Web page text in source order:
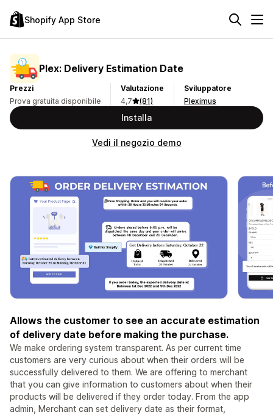
Shopify App Store
Plex: Delivery Estimation Date
Prezzi
Prova gratuita disponibile
Valutazione
4,7
(81)
Sviluppatore
Pleximus
Installa
Vedi il negozio demo
Allows the customer to see an accurate estimation
of delivery date before making the purchase.
We make ordering system transparent. As per current time
customers are very curious about when their orders will be
successfully delivered to them. We are offering to merchant
that you can give information to customers about when their
products will be delivered if they order today. From the app
admin, Merchant can set delivery date as their format,